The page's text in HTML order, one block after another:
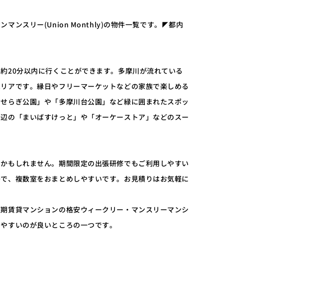
ンマンスリー(Union Monthly)の物件一覧です。◤都内
20分以内に行くことができます。多摩川が流れている
アです。縁日やフリーマーケットなどの家族で楽しめる
らぎ公園」や「多摩川台公園」など緑に囲まれたスポッ
の「まいばすけっと」や「オーケーストア」などのスー
もしれません。期間限定の出張研修でもご利用しやすい
、複数室をおまとめしやすいです。お見積りはお気軽に
賃貸マンションの格安ウィークリー・マンスリーマンシ
すいのが良いところの一つです。